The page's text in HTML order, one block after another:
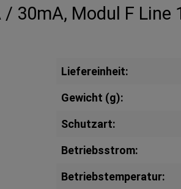
30mA, Modul F Line
Liefereinheit:
Gewicht (g):
Schutzart:
Betriebsstrom:
Betriebstemperatur: